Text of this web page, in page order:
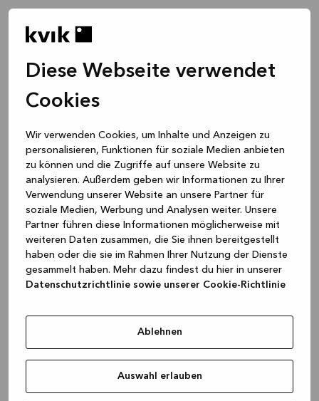
Diese Webseite verwendet
Cookies
Wir verwenden Cookies, um Inhalte und Anzeigen zu
personalisieren, Funktionen für soziale Medien anbieten
zu können und die Zugriffe auf unsere Website zu
analysieren. Außerdem geben wir Informationen zu Ihrer
Verwendung unserer Website an unsere Partner für
soziale Medien, Werbung und Analysen weiter. Unsere
Partner führen diese Informationen möglicherweise mit
weiteren Daten zusammen, die Sie ihnen bereitgestellt
haben oder die sie im Rahmen Ihrer Nutzung der Dienste
gesammelt haben. Mehr dazu findest du hier in unserer
Datenschutzrichtlinie sowie unserer Cookie-Richtlinie
Ablehnen
Auswahl erlauben
loadingwww.kvik.de (see the browser console for more
information)